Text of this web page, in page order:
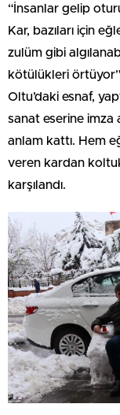
“İnsanlar gelip
Kar, bazıları için
zulüm gibi
kötülükleri
Oltu’daki esnaf,
sanat eserine imza
anlam kattı. Hem
veren kardan
karşılandı.